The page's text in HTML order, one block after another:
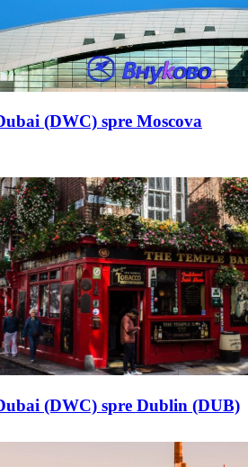
(DWC) spre Moscova
(DWC) spre Dublin (DUB)